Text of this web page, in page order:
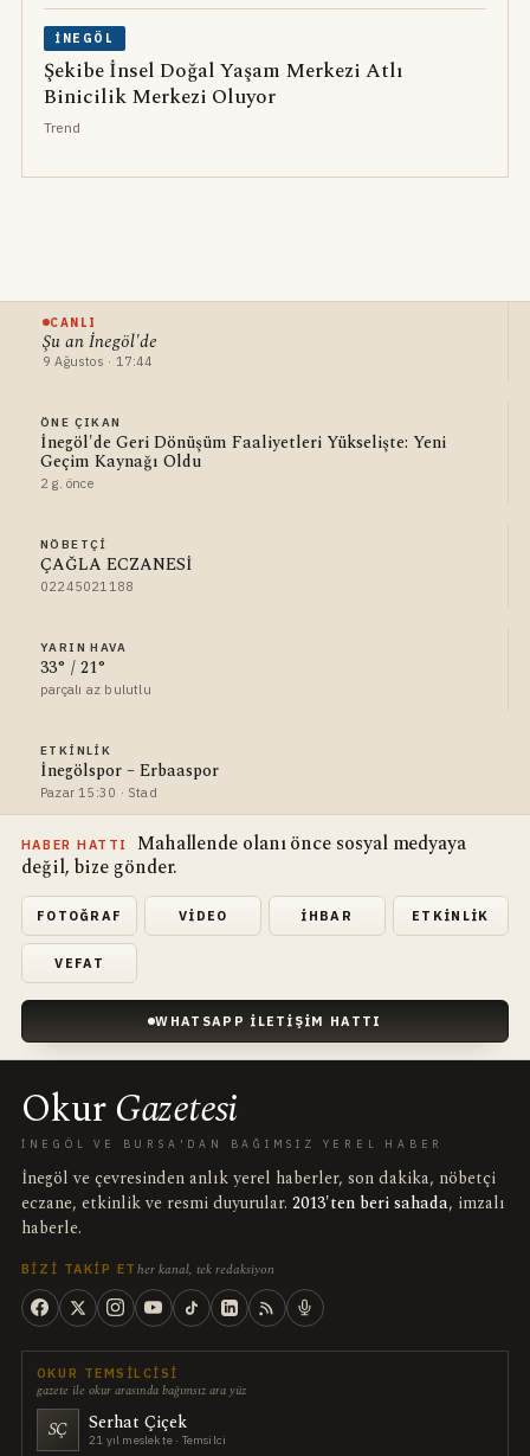
İNEGÖL
Şekibe İnsel Doğal Yaşam Merkezi Atlı
Binicilik Merkezi Oluyor
Trend
CANLI
Şu an İnegöl'de
9 Ağustos · 17:44
ÖNE ÇIKAN
İnegöl'de Geri Dönüşüm Faaliyetleri Yükselişte: Yeni
Geçim Kaynağı Oldu
2 g. önce
NÖBETÇI
ÇAĞLA ECZANESİ
02245021188
YARIN HAVA
33° / 21°
parçalı az bulutlu
ETKINLIK
İnegölspor – Erbaaspor
Pazar 15:30 · Stad
HABER HATTI
Mahallende olanı önce sosyal medyaya
değil, bize gönder.
FOTOĞRAF VIDEO İHBAR ETKINLIK
VEFAT
WHATSAPP İLETIŞIM HATTI
OkurGazetesi
İNEGÖL VE BURSA'DAN BAĞIMSIZ YEREL HABER
İnegöl ve çevresinden anlık yerel haberler, son dakika, nöbetçi
eczane, etkinlik ve resmi duyurular. 2013'ten beri sahada, imzalı
haberle.
BIZI TAKIP ET her kanal, tek redaksiyon
OKUR TEMSILCISI
gazete ile okur arasında bağımsız ara yüz
SÇ Serhat Çiçek
21 yıl meslekte · Temsilci